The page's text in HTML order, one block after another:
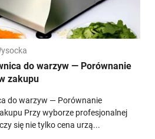
zakupu
do warzyw — Porównanie